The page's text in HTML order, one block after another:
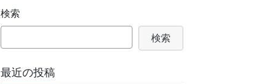
検索
検索
最近の投稿